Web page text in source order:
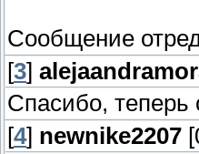
Сообщение
[3]
Спасибо, теперь
[4] newnike2207